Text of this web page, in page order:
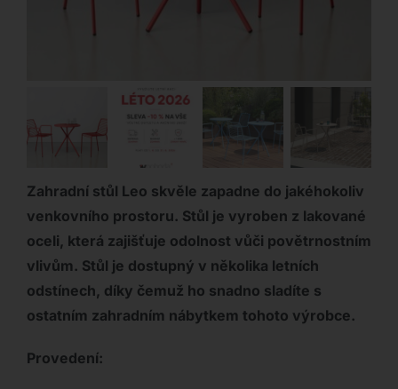
Zahradní stůl Leo skvěle zapadne do jakéhokoliv
venkovního prostoru. Stůl je vyroben z lakované
oceli, která zajišťuje odolnost vůči povětrnostním
vlivům. Stůl je dostupný v několika letních
odstínech, díky čemuž ho snadno sladíte s
ostatním zahradním nábytkem tohoto výrobce.
Provedení: